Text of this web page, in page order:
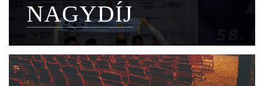
NAGYDÍJ